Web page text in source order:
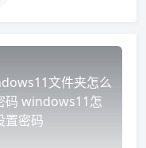
文件夹怎么
码 windows11怎
置密码